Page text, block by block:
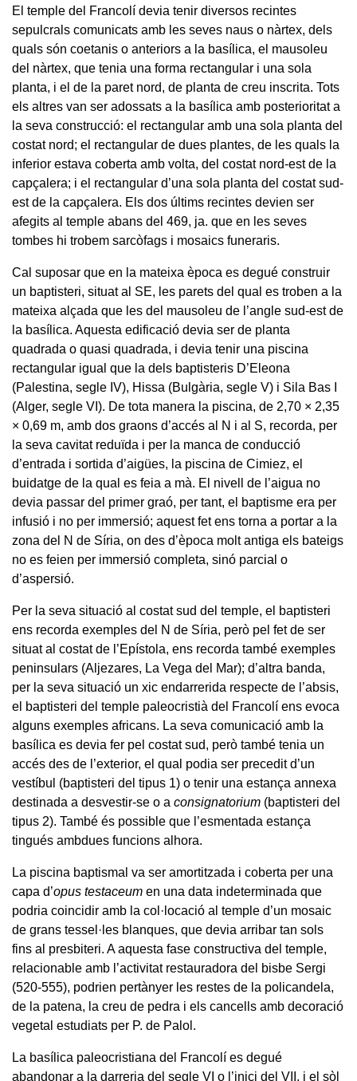
El temple del Francolí devia tenir diversos recintes
sepulcrals comunicats amb les seves naus o nàrtex, dels
quals són coetanis o anteriors a la basílica, el mausoleu
del nàrtex, que tenia una forma rectangular i una sola
planta, i el de la paret nord, de planta de creu inscrita. Tots
els altres van ser adossats a la basílica amb posterioritat a
la seva construcció: el rectangular amb una sola planta del
costat nord; el rectangular de dues plantes, de les quals la
inferior estava coberta amb volta, del costat nord-est de la
capçalera; i el rectangular d’una sola planta del costat sud-
est de la capçalera. Els dos últims recintes devien ser
afegits al temple abans del 469, ja. que en les seves
tombes hi trobem sarcòfags i mosaics funeraris.
Cal suposar que en la mateixa època es degué construir
un baptisteri, situat al SE, les parets del qual es troben a la
mateixa alçada que les del mausoleu de l’angle sud-est de
la basílica. Aquesta edificació devia ser de planta
quadrada o quasi quadrada, i devia tenir una piscina
rectangular igual que la dels baptisteris D’Eleona
(Palestina, segle IV), Hissa (Bulgària, segle V) i Sila Bas I
(Alger, segle VI). De tota manera la piscina, de 2,70 × 2,35
× 0,69 m, amb dos graons d’accés al N i al S, recorda, per
la seva cavitat reduïda i per la manca de conducció
d’entrada i sortida d’aigües, la piscina de Cimiez, el
buidatge de la qual es feia a mà. El nivell de l’aigua no
devia passar del primer graó, per tant, el baptisme era per
infusió i no per immersió; aquest fet ens torna a portar a la
zona del N de Síria, on des d’època molt antiga els bateigs
no es feien per immersió completa, sinó parcial o
d’aspersió.
Per la seva situació al costat sud del temple, el baptisteri
ens recorda exemples del N de Síria, però pel fet de ser
situat al costat de l’Epístola, ens recorda també exemples
peninsulars (Aljezares, La Vega del Mar); d’altra banda,
per la seva situació un xic endarrerida respecte de l’absis,
el baptisteri del temple paleocristià del Francolí ens evoca
alguns exemples africans. La seva comunicació amb la
basílica es devia fer pel costat sud, però també tenia un
accés des de l’exterior, el qual podia ser precedit d’un
vestíbul (baptisteri del tipus 1) o tenir una estança annexa
destinada a desvestir-se o a consignatorium (baptisteri del
tipus 2). També és possible que l’esmentada estança
tingués ambdues funcions alhora.
La piscina baptismal va ser amortitzada i coberta per una
capa d’opus testaceum en una data indeterminada que
podria coincidir amb la col·locació al temple d’un mosaic
de grans tessel·les blanques, que devia arribar tan sols
fins al presbiteri. A aquesta fase constructiva del temple,
relacionable amb l’activitat restauradora del bisbe Sergi
(520-555), podrien pertànyer les restes de la policandela,
de la patena, la creu de pedra i els cancells amb decoració
vegetal estudiats per P. de Palol.
La basílica paleocristiana del Francolí es degué
abandonar a la darreria del segle VI o l’inici del VII, i el sòl